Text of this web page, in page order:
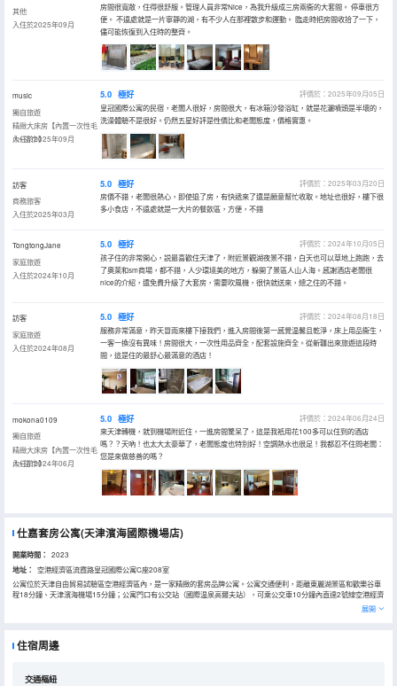
其他
入住於2025年09月
房間很寬敞，住得很舒服。管理人員非常Nice，為我升級成三房兩衞的大套間。 停車很方
便。 不遠處就是一片寧靜的湖，有不少人在那裡散步和運動。 臨走時把房間收拾了一下，
儘可能恢復到入住時的整齊。
music
獨自旅遊
精緻大床房【內置一次性毛
巾+浴巾】
入住於2025年09月
5.0 極好
評價於：2025年09月05日
皇冠國際公寓的民宿，老闆人很好，房間很大，有冰箱沙發浴缸，就是花灑噴頭是半壞的，
洗澡體驗不是很好。仍然五星好評是性價比和老闆態度，價格實惠。
訪客
商務旅客
入住於2025年03月
5.0 極好
評價於：2025年03月20日
房價不錯，老闆很熱心，即使退了房，有快遞來了還是願意幫忙收取。地址也很好，樓下很
多小食店，不遠處就是一大片的餐飲區，方便，不錯
TongtongJane
家庭旅遊
入住於2024年10月
5.0 極好
評價於：2024年10月05日
孩子住的非常開心，説最喜歡住天津了，附近景觀湖夜景不錯，白天也可以草地上跑跑，去
了奧萊和sm商場，都不錯，人少環境美的地方，躲開了景區人山人海。感謝酒店老闆很
nice的介紹，還免費升級了大套房，需要吹風機，很快就送來，總之住的不錯。
訪客
家庭旅遊
入住於2024年08月
5.0 極好
評價於：2024年08月18日
服務非常滿意，昨天冒雨來樓下接我們，進入房間後第一感覺温馨且乾淨，床上用品衞生，
一客一換沒有異味！房間很大，一次性用品齊全，配套設施齊全。從新疆出來旅遊這段時
間，這是住的最舒心最滿意的酒店！
mokona0109
獨自旅遊
精緻大床房【內置一次性毛
巾+浴巾】
入住於2024年06月
5.0 極好
評價於：2024年06月24日
來天津轉機，就到機場附近住，一進房間驚呆了，這是我衹用花100多可以住到的酒店
嗎？？天吶！也太大太豪華了，老闆態度也特別好！空調熱水也很足！我都忍不住問老闆：
您是來做慈善的嗎？
仕嘉套房公寓(天津濱海國際機場店)
開業時間： 2023
地址：
空港經濟區流霞路皇冠國際公寓C座208室
公寓位於天津自由貿易試驗區空港經濟區內，是一家精緻的套房品牌公寓。公寓交通便利，距離東麗湖景區和歡樂谷車
程18分鐘、天津濱海機場15分鐘；公寓門口有公交站（國際温泉高爾夫站），可乘公交車10分鐘內直達2號線空港經濟
區站；公寓視線所及或步行可至湖畔公園、空港體育中心、空港文化中心，是您放鬆身心的休閒好去處；毗鄰公寓的復
地廣場、YOHO灣、濱海城市廣場等期待您體驗不同風格的美食，更有集名品購物、休閒娛樂於一體的新燕莎奧特萊
展開
住宿周邊
交通樞紐